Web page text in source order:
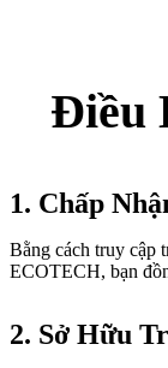
Điều
1. Chấp
Bằng cách truy
ECOTECH, bạn
2. Sở Hữu